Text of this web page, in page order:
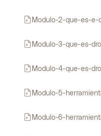
Modulo-2-que-es-
Modulo-3-que-es-
Modulo-4-que-es-
Modulo-5-herramienta-
Modulo-6-herramienta-